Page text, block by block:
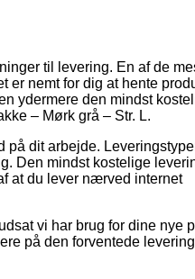
til levering. En af de
er nemt for dig at hente
ydermere den mindst
– Mørk grå – Str. L.
dit arbejde.
Den mindst kostelige
at du lever nærved internet
vi har brug for dine nye
på den forventede